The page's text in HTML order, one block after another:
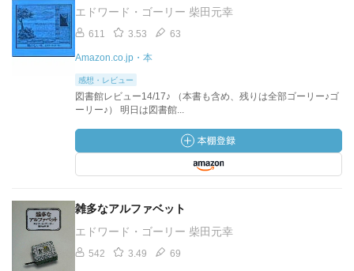
エドワード・ゴーリー 柴田元幸
611 3.53 63
Amazon.co.jp・本
感想・レビュー
図書館レビュー14/17♪ （本書も含め、残りは全部ゴーリー♪ゴ
ーリー♪） 明日は図書館...
雑多なアルファベット
エドワード・ゴーリー 柴田元幸
542 3.49 69